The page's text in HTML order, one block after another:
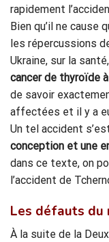
rapidement
Bien qu’il ne cause
les répercussions
Ukraine, sur la
cancer de thyroïde
de savoir
affectées et il y a
Un tel accident
conception et une
dans ce texte, on
l’accident de
Les défauts du
À la suite de la